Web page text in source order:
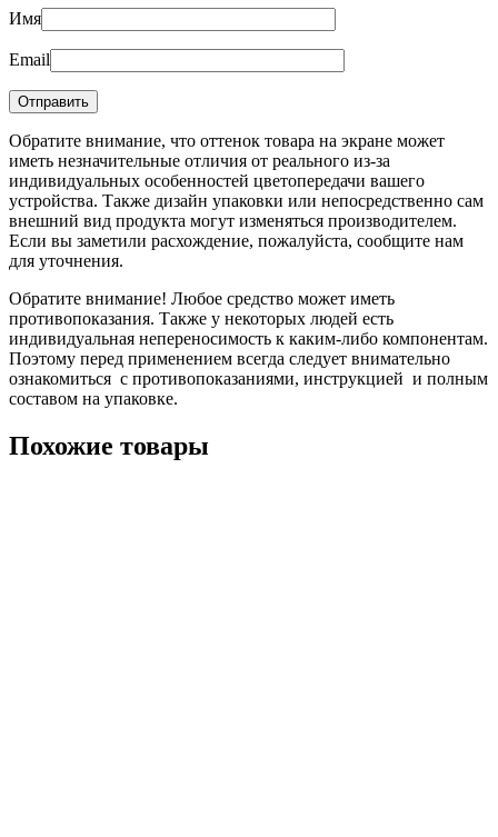
Имя
Email
Обратите внимание, что оттенок товара на экране может
иметь незначительные отличия от реального из-за
индивидуальных особенностей цветопередачи вашего
устройства. Также дизайн упаковки или непосредственно сам
внешний вид продукта могут изменяться производителем.
Если вы заметили расхождение, пожалуйста, сообщите нам
для уточнения.
Обратите внимание! Любое средство может иметь
противопоказания. Также у некоторых людей есть
индивидуальная непереносимость к каким-либо компонентам.
Поэтому перед применением всегда следует внимательно
ознакомиться с противопоказаниями, инструкцией и полным
составом на упаковке.
Похожие товары